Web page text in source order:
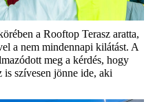
a Rooftop Terasz aratta,
a nem mindennapi kilátást. A
meg a kérdés, hogy
szívesen jönne ide, aki